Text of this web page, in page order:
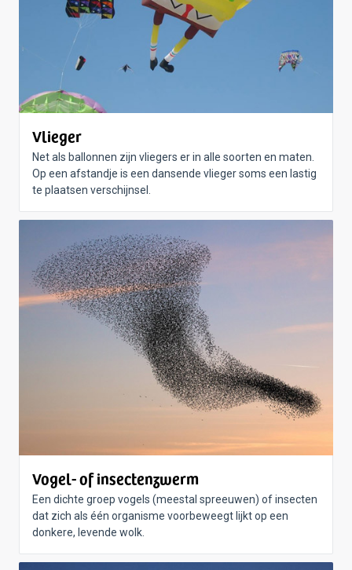
Vlieger
Net als ballonnen zijn vliegers er in alle soorten en maten.
Op een afstandje is een dansende vlieger soms een lastig
te plaatsen verschijnsel.
Vogel- of insectenzwerm
Een dichte groep vogels (meestal spreeuwen) of insecten
dat zich als één organisme voorbeweegt lijkt op een
donkere, levende wolk.